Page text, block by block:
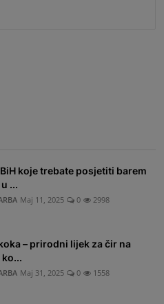
koje trebate posjetiti barem
...
Maj 11, 2025 0 2998
– prirodni lijek za čir na
Maj 31, 2025 0 1558